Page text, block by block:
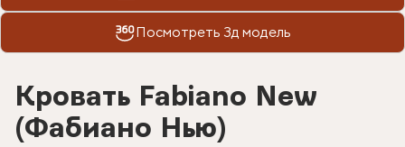
Посмотреть 3д модель
Кровать Fabiano New
(Фабиано Нью)